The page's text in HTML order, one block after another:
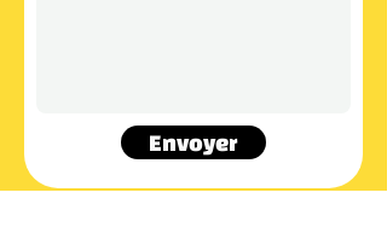
Envoyer